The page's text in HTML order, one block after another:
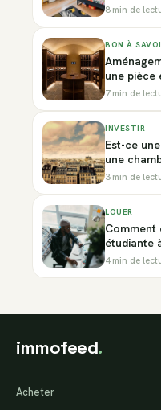
8 min de
BON À
une pièce
7 min de
INVESTIR
Est-ce
une
3 min de
LOUER
Comment
étudiante
4 min de
immofeed.
Acheter